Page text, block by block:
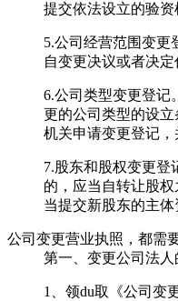
提交依法设立的验资
5.公司经营范围变更
自变更决议或者决定
6.公司类型变更登记
更的公司类型的设
机关申请变更登记，
7.股东和股权变更登
的，应当自转让股
当提交新股东的主体
公司变更营业执照，都需
第一、变更公司法人
1、领du取《公司变